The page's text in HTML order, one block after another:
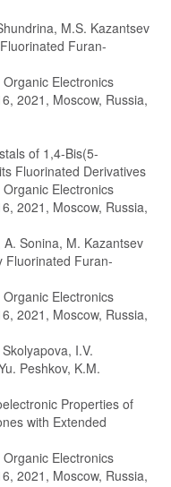
M.S. Kazantsev
Furan-
Electronics
2021, Moscow, Russia,
of 1,4-Bis(5-
Fluorinated Derivatives
Electronics
2021, Moscow, Russia,
Sonina, M. Kazantsev
Fluorinated Furan-
Electronics
2021, Moscow, Russia,
I.V.
Peshkov, K.M.
Properties of
with Extended
Electronics
2021, Moscow, Russia,